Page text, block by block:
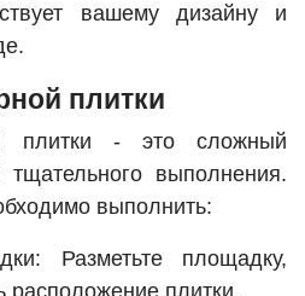
вашему дизайну и
плитки
плитки - это сложный
выполнения.
выполнить:
Разметьте площадку,